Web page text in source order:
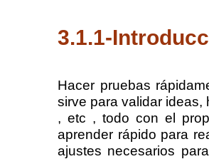
3.1.1-
Hacer pruebas
sirve para validar ideas,
, etc , todo con el
aprender rápido para
ajustes necesarios